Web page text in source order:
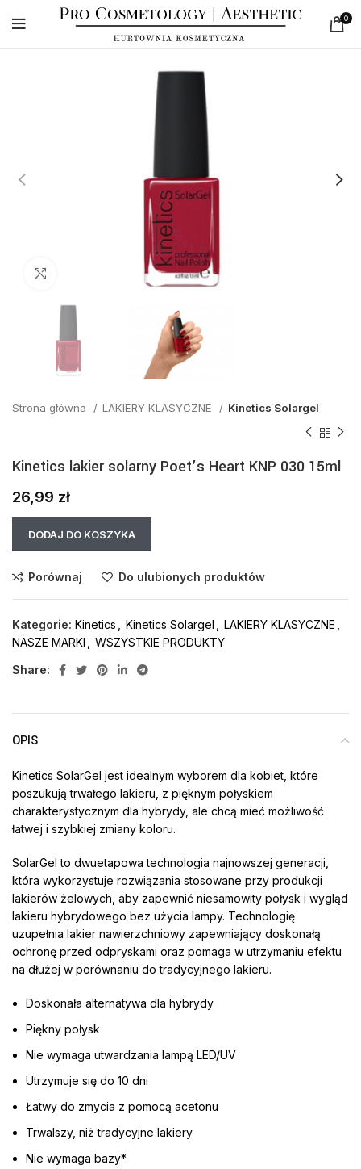
0
Strona główna LAKIERY KLASYCZNE Kinetics Solargel
Kinetics lakier solarny Poet’s Heart KNP 030 15ml
26,99 zł
DODAJ DO KOSZYKA
Porównaj Do ulubionych produktów
Kategorie: Kinetics Kinetics Solargel LAKIERY KLASYCZNE
NASZE MARKI
WSZYSTKIE PRODUKTY
Share:
OPIS
Kinetics SolarGel jest idealnym wyborem dla kobiet, które
poszukują trwałego lakieru, z pięknym połyskiem
charakterystycznym dla hybrydy, ale chcą mieć możliwość
łatwej i szybkiej zmiany koloru.
SolarGel to dwuetapowa technologia najnowszej generacji,
która wykorzystuje rozwiązania stosowane przy produkcji
lakierów żelowych, aby zapewnić niesamowity połysk i wygląd
lakieru hybrydowego bez użycia lampy. Technologię
uzupełnia lakier nawierzchniowy zapewniający doskonałą
ochronę przed odpryskami oraz pomaga w utrzymaniu efektu
na dłużej w porównaniu do tradycyjnego lakieru.
Doskonała alternatywa dla hybrydy
Piękny połysk
Nie wymaga utwardzania lampą LED/UV
Utrzymuje się do 10 dni
Łatwy do zmycia z pomocą acetonu
Trwalszy, niż tradycyjne lakiery
Nie wymaga bazy*